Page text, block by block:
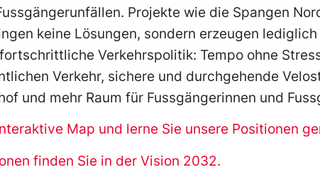
Projekte wie die Spangen
keine Lösungen, sondern erzeugen
Verkehrspolitik: Tempo ohne
Verkehr, sichere und durchgehende
und mehr Raum für Fussgängerinnen und
Map und lerne Sie unsere Positionen
finden Sie in der Vision 2032.